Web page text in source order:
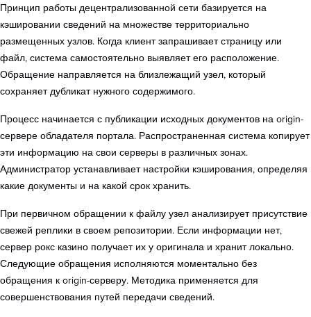
Принцип работы децентрализованной сети базируется на
кэшировании сведений на множестве территориально
размещенных узлов. Когда клиент запрашивает страницу или
файл, система самостоятельно выявляет его расположение.
Обращение направляется на близлежащий узел, который
сохраняет дубликат нужного содержимого.
Процесс начинается с публикации исходных документов на origin-
сервере обладателя портала. Распространенная система копирует
эти информацию на свои серверы в различных зонах.
Администратор устанавливает настройки кэширования, определяя
какие документы и на какой срок хранить.
При первичном обращении к файлу узел анализирует присутствие
свежей реплики в своем репозитории. Если информации нет,
сервер рокс казино получает их у оригинала и хранит локально.
Следующие обращения исполняются моментально без
обращения к origin-серверу. Методика применяется для
совершенствования путей передачи сведений.